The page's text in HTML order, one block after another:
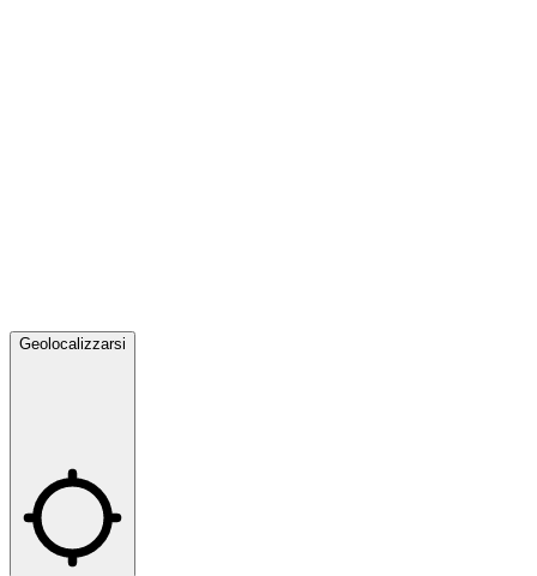
Geolocalizzarsi